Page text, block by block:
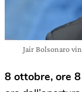
Jair Bolsonaro
8 ottobre, ore